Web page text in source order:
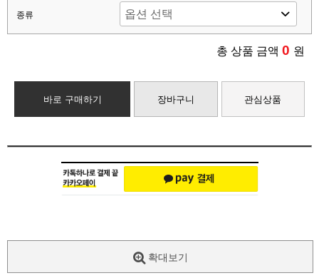
종류
총 상품 금액 0 원
바로 구매하기 장바구니 관심상품
확대보기